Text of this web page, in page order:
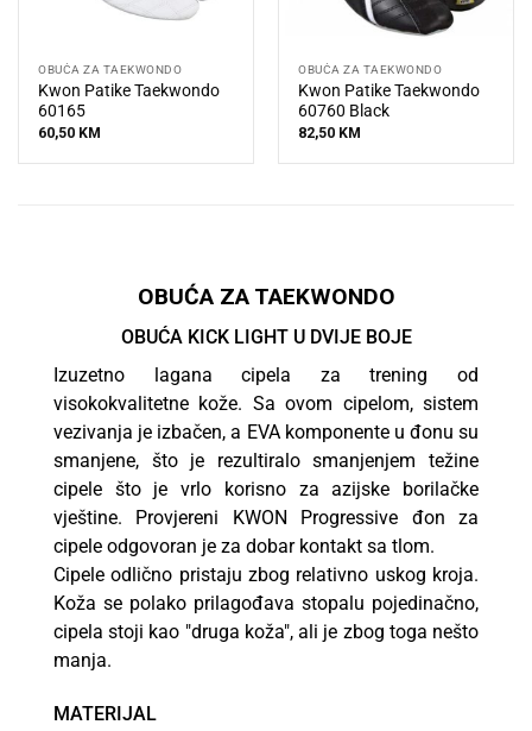
OBUĆA ZA TAEKWONDO
Kwon Patike Taekwondo
60165
60,50 KM
OBUĆA ZA TAEKWONDO
Kwon Patike Taekwondo
60760 Black
82,50 KM
OBUĆA ZA TAEKWONDO
OBUĆA KICK LIGHT U DVIJE BOJE
Izuzetno lagana cipela za trening od
visokokvalitetne kože. Sa ovom cipelom, sistem
vezivanja je izbačen, a EVA komponente u đonu su
smanjene, što je rezultiralo smanjenjem težine
cipele što je vrlo korisno za azijske borilačke
vještine. Provjereni KWON Progressive đon za
cipele odgovoran je za dobar kontakt sa tlom.
Cipele odlično pristaju zbog relativno uskog kroja.
Koža se polako prilagođava stopalu pojedinačno,
cipela stoji kao "druga koža", ali je zbog toga nešto
manja.
MATERIJAL